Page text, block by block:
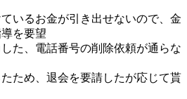
いるお金が引き出せないので、金
を要望
た、電話番号の削除依頼が通らな
ため、退会を要請したが応じて貰